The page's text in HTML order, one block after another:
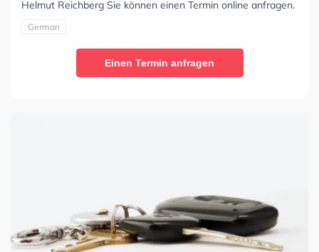
Helmut Reichberg Sie können einen Termin online anfragen.
German
Einen Termin anfragen